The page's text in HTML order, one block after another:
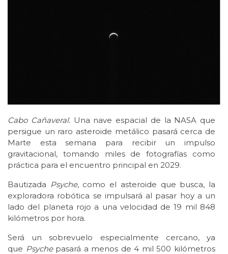
Cabo Cañaveral.Una nave espacial de la NASA que
persigue un raro asteroide metálico pasará cerca de
Marte esta semana para recibir un impulso
gravitacional, tomando miles de fotografías como
práctica para el encuentro principal en 2029.
Bautizada Psyche, como el asteroide que busca, la
exploradora robótica se impulsará al pasar hoy a un
lado del planeta rojo a una velocidad de 19 mil 848
kilómetros por hora.
Será un sobrevuelo especialmente cercano, ya
que Psychepasará a menos de 4 mil 500 kilómetros